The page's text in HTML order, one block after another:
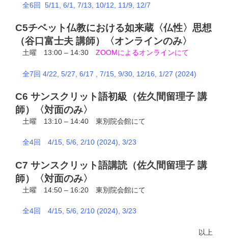
全6回 5/11, 6/1, 7/13, 10/12, 11/9, 12/7
C5チベット仏教における如来蔵〈仏性〉思想
（谷口富士夫 講師）
〈オンラインのみ〉
土曜 13:00 – 14:30 ZOOMによるオンラインにて
全7回 4/22, 5/27 , 6/17 , 7/15, 9/30, 12/16 , 1/27 (2024)
C6 サンスクリット語初級（佐久間留理子 講
師）〈対面のみ〉
土曜 13:10 – 14:40 東別院会館にて
全4回 4/15, 5/6, 2/10 (2024), 3/23
C7 サンスクリット語講読（佐久間留理子 講
師）〈対面のみ〉
土曜 14:50 – 16:20 東別院会館にて
全4回 4/15, 5/6, 2/10 (2024), 3/23
以上